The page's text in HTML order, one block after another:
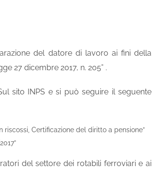
del datore di lavoro ai fini della
27 dicembre 2017, n. 205” .
sito INPS e si può seguire il seguente
riscossi, Certificazione del diritto a pensione”
del settore dei rotabili ferroviari e ai